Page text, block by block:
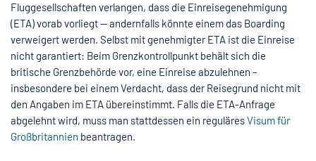
Fluggesellschaften verlangen, dass die Einreisegenehmigung
(ETA) vorab vorliegt — andernfalls könnte einem das Boarding
verweigert werden. Selbst mit genehmigter ETA ist die Einreise
nicht garantiert: Beim Grenzkontrollpunkt behält sich die
britische Grenzbehörde vor, eine Einreise abzulehnen –
insbesondere bei einem Verdacht, dass der Reisegrund nicht mit
den Angaben im ETA übereinstimmt. Falls die ETA-Anfrage
abgelehnt wird, muss man stattdessen ein reguläresVisum für
Großbritannien beantragen.